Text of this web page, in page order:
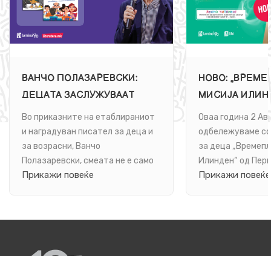
ВАНЧО ПОЛАЗАРЕВСКИ:
ДЕЦАТА ЗАСЛУЖУВААТ
ПРИКАЗНИ ШТО ЌЕ ГИ
НАСМЕАТ, НО И ШТО ЌЕ ГИ
ПОТТИКНАТ ДА
РАЗМИСЛУВААТ ЗА СВЕТОТ
ОКОЛУ СЕБЕ
Во приказните на етаблираниот
и наградуван писател за деца и
за возрасни, Ванчо
Полазаревски, смеата не е само
забава – таа е начин најмладите
Прикажи повеќе
НОВО:
МИСИЈА
ПАТУВАЊЕ НА
ЧИТАТЕЛИ
ИСТОРИЈАТА
Оваа година 2
одбележуваме
за деца
Илинден“ од
која неодамна
Прикажи повеќе